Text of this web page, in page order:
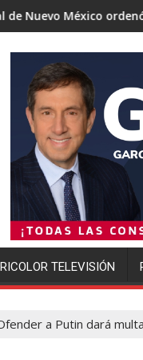
ordenó a Meta
TELEVISIÓN
a Putin dará